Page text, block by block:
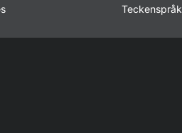
Teckenspråk